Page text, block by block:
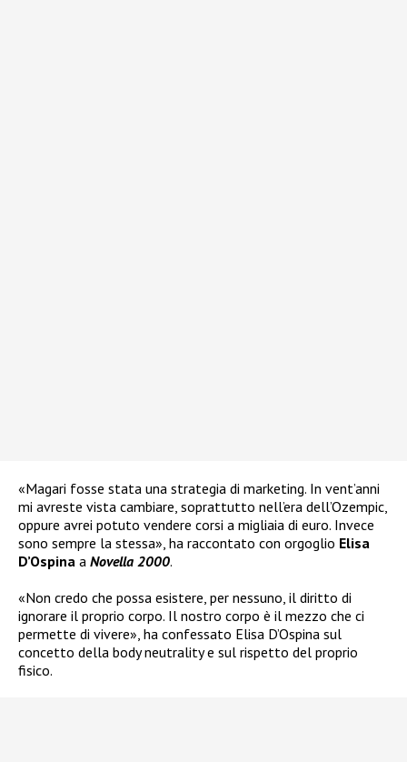
«Magari fosse stata una strategia di marketing. In vent’anni
mi avreste vista cambiare, soprattutto nell’era dell’Ozempic,
oppure avrei potuto vendere corsi a migliaia di euro. Invece
sono sempre la stessa», ha raccontato con orgoglio Elisa
D’Ospina a Novella 2000.
«Non credo che possa esistere, per nessuno, il diritto di
ignorare il proprio corpo. Il nostro corpo è il mezzo che ci
permette di vivere», ha confessato Elisa D’Ospina sul
concetto della body neutrality e sul rispetto del proprio
fisico.